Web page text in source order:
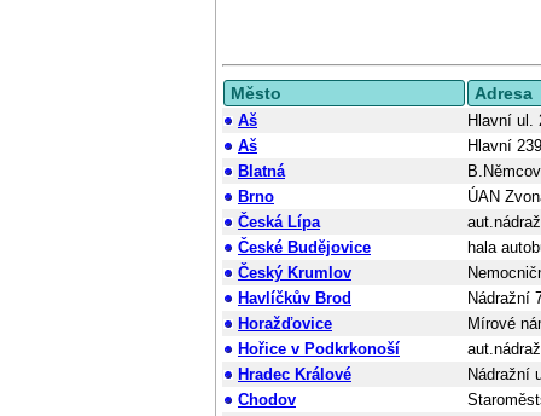
Město Adresa
Aš
Hlavní ul.
Aš
Hlavní
Blatná
Brno
ÚAN
Česká Lípa
České Budějovice
hala
Český Krumlov
Havlíčkův Brod
Nádražní
Horažďovice
Mírové
Hořice v Podkrkonoší
Hradec Králové
Nádražní
Chodov